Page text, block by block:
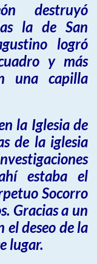
destruyó
la de San
logró
y más
una capilla
la Iglesia de
de la iglesia
estaba el
Socorro
Gracias a un
el deseo de la
lugar.